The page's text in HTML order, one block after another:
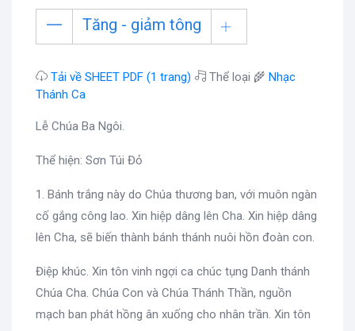
Tăng - giảm tông
Tải về SHEET PDF (1 trang) Thể loại 🌾 Nhạc
Thánh Ca
Lễ Chúa Ba Ngôi.
Thể hiện: Sơn Túi Đỏ
1. Bánh trắng này do Chúa thương ban, với muôn ngàn
cố gắng công lao. Xin hiệp dâng lên Cha. Xin hiệp dâng
lên Cha, sẽ biến thành bánh thánh nuôi hồn đoàn con.
Điệp khúc. Xin tôn vinh ngợi ca chúc tụng Danh thánh
Chúa Cha. Chúa Con và Chúa Thánh Thần, nguồn
mạch ban phát hồng ân xuống cho nhân trần. Xin tôn